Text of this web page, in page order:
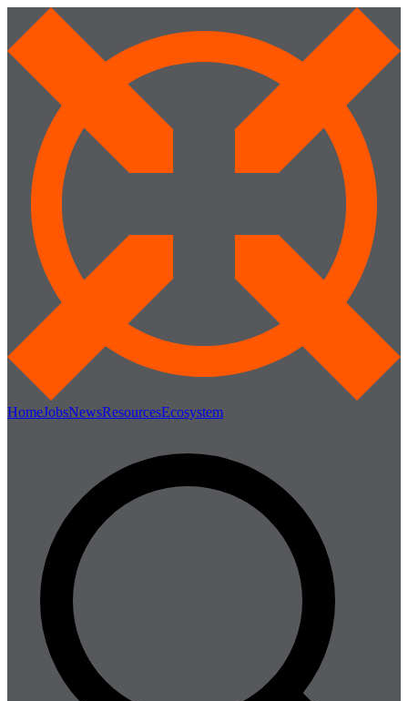
HomeJobsNewsResourcesEcosystem